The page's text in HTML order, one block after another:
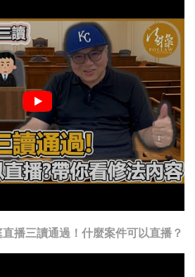
播三讀通過！什麼案件可以直播？